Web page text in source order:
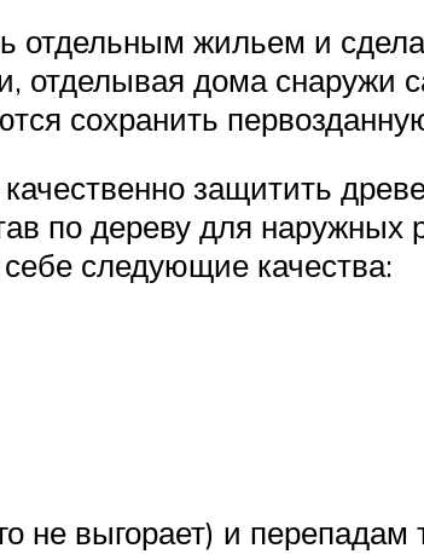
жильем и
отделывая дома снаружи
сохранить
защитить
по дереву для наружных
следующие качества:
не выгорает) и перепадам